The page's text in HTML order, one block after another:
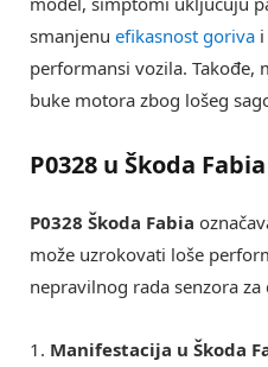
smanjenu efikasnost goriva i
performansi vozila. Takođe,
buke motora zbog lošeg
P0328 u Škoda
P0328 Škoda Fabia
može uzrokovati loše
nepravilnog rada senzora
1. Manifestacija u Škoda